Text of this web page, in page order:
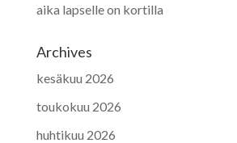
aika lapselle on kortilla
Archives
kesäkuu 2026
toukokuu 2026
huhtikuu 2026